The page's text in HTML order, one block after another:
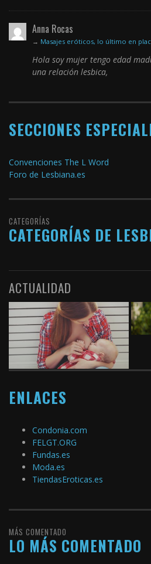
Anna Rocas
→ Masajes eróticos, lo último en
Hola soy mujer tengo edad
una relación lesbica,
SECCIONES
Convenciones The L Word
Foro de Lesbiana.es
CATEGORÍAS
CATEGORÍAS DE
ACTUALIDAD
ENLACES
Condonia.com
FELGT.ORG
Fundas.es
Moda.es
TiendasEroticas.es
MÁS COMENTADO
LO MÁS COMENTADO